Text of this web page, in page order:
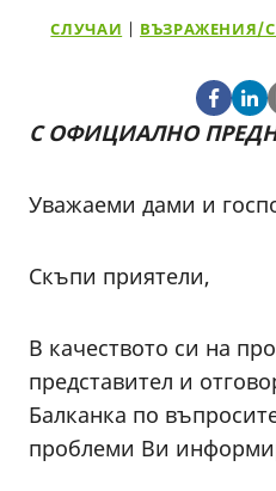
СЛУЧАИ | ВЪЗРАЖЕНИЯ/
С ОФИЦИАЛНО
Уважаеми дами и
Скъпи приятели,
В качеството си на
представител и
Балканка по
проблеми Ви